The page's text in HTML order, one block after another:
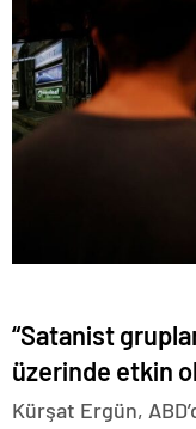
“Satanist
üzerinde etkin
Kürşat Ergün,